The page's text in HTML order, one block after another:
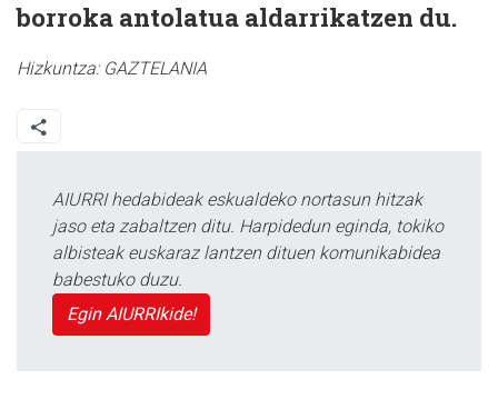
borroka antolatua aldarrikatzen du.
Hizkuntza: GAZTELANIA
AIURRI hedabideak eskualdeko nortasun hitzak
jaso eta zabaltzen ditu. Harpidedun eginda, tokiko
albisteak euskaraz lantzen dituen komunikabidea
babestuko duzu.
Egin AIURRIkide!